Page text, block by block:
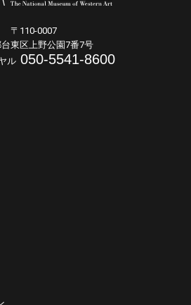
〒110-0007
東区上野公園7番7号
ル 050-5541-8600